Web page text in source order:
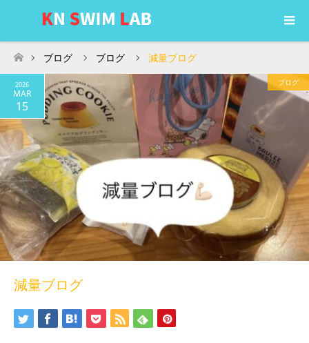
ホーム
ブログ ブログ 減量ブログ
2026
MAR
15
ブログ
減量ブログ